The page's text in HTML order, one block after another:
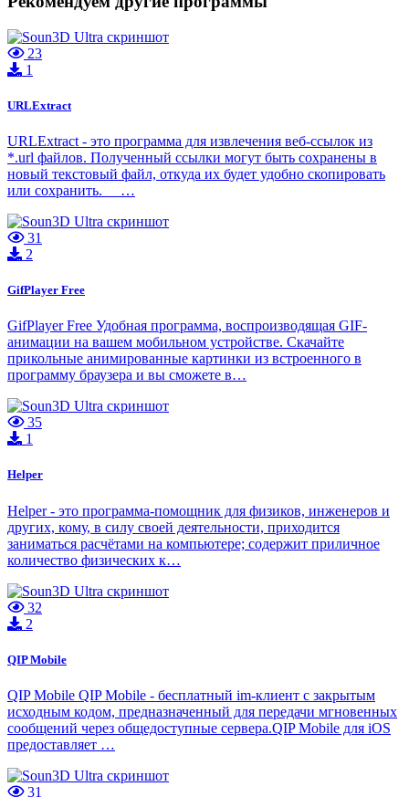
23
1
URLExtract
URLExtract - это программа для извлечения веб-ссылок из
*.url файлов. Полученный ссылки могут быть сохранены в
новый текстовый файл, откуда их будет удобно скопировать
или сохранить. …
31
2
GifPlayer Free
GifPlayer Free Удобная программа, воспроизводящая GIF-
анимации на вашем мобильном устройстве. Скачайте
прикольные анимированные картинки из встроенного в
программу браузера и вы сможете в…
35
1
Helper
Helper - это программа-помощник для физиков, инженеров и
других, кому, в силу своей деятельности, приходится
заниматься расчётами на компьютере; содержит приличное
количество физических к…
32
2
QIP Mobile
QIP Mobile QIP Mobile - бесплатный im-клиент с закрытым
исходным кодом, предназначенный для передачи мгновенных
сообщений через общедоступные сервера.QIP Mobile для iOS
предоставляет …
31